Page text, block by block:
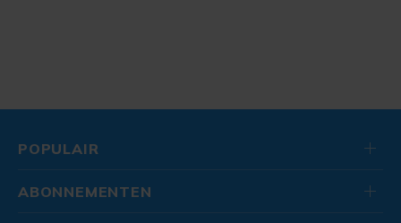
POPULAIR
ABONNEMENTEN